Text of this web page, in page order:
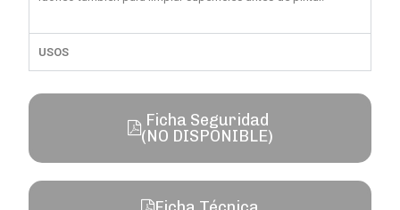
USOS
Ficha Seguridad
(NO DISPONIBLE)